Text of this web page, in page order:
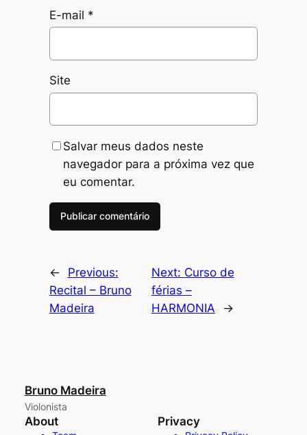
E-mail *
Site
Salvar meus dados neste
navegador para a próxima vez que
eu comentar.
←
Previous:
Recital – Bruno
Madeira
Next: Curso de
férias –
HARMONIA
→
Bruno Madeira
Violonista
About Privacy